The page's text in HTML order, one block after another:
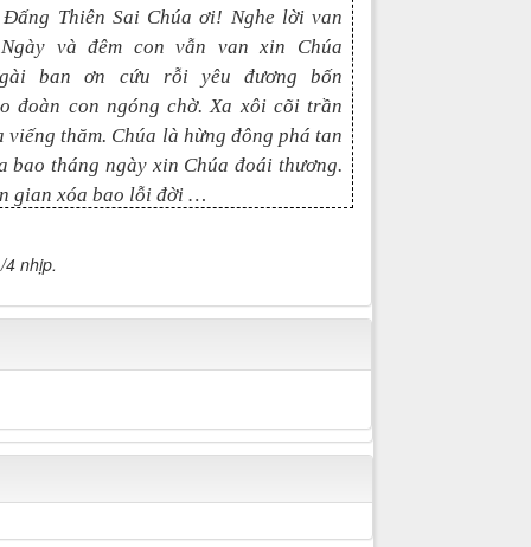
Đấng Thiên Sai Chúa ơi! Nghe lời van
và đêm con vẫn van xin Chúa
ban ơn cứu rỗi yêu đương bốn
đoàn con ngóng chờ. Xa xôi cõi trần
viếng thăm. Chúa là hừng đông phá tan
bao tháng ngày xin Chúa đoái thương.
gian xóa bao lỗi đời …
nhịp.